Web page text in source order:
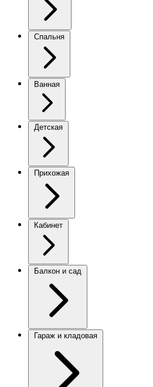
Спальня
Ванная
Детская
Прихожая
Кабинет
Балкон и сад
Гараж и кладовая